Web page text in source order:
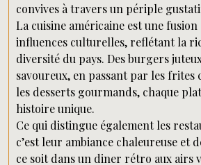
convives à travers un périple
La cuisine américaine est une fusion
influences culturelles, reflétant la
diversité du pays. Des burgers
savoureux, en passant par les
les desserts gourmands, chaque
histoire unique.
Ce qui distingue également les
c’est leur ambiance chaleureuse et
ce soit dans un diner rétro aux airs